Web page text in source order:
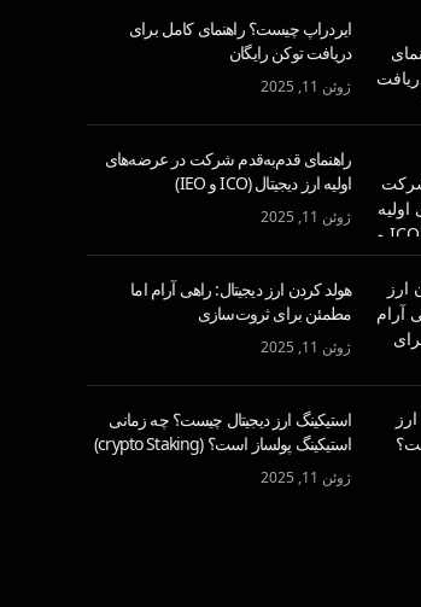
ایردراپ چیست؟ راهنمای کامل برای
دریافت توکن رایگان
ژوئن 11, 2025
راهنمای قدم‌به‌قدم شرکت در عرضه‌های
اولیه ارز دیجیتال (ICO و IEO)
ژوئن 11, 2025
هولد کردن ارز دیجیتال: راهی آرام اما
مطمئن برای ثروت‌سازی
ژوئن 11, 2025
استیکینگ ارز دیجیتال چیست؟ چه زمانی
استیکینگ پولساز است؟ (crypto Staking)
ژوئن 11, 2025